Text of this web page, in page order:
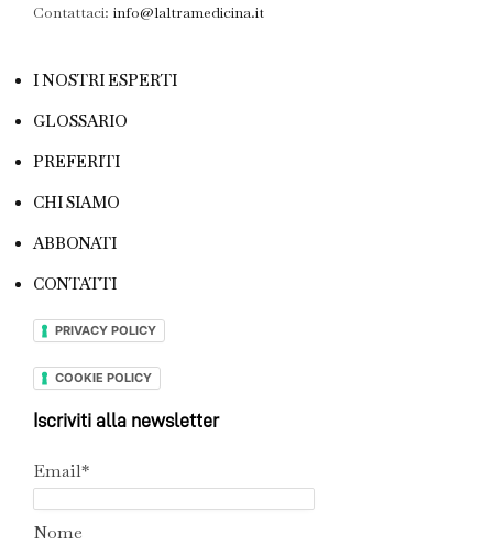
Contattaci: info@laltramedicina.it
I NOSTRI ESPERTI
GLOSSARIO
PREFERITI
CHI SIAMO
ABBONATI
CONTATTI
PRIVACY POLICY
COOKIE POLICY
Iscriviti alla newsletter
Email*
Nome